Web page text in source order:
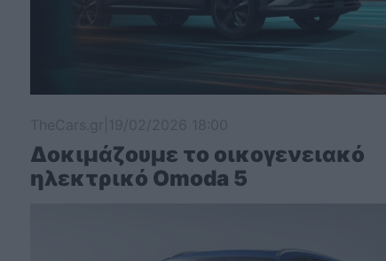
Δοκιμάζουμε το οικογενειακό
ηλεκτρικό Omoda 5